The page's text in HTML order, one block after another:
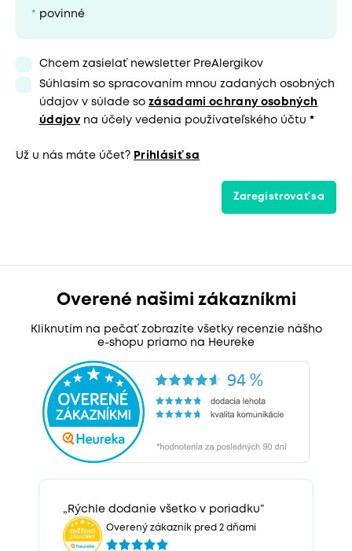
* povinné
Chcem zasielať newsletter PreAlergikov
Súhlasím so spracovaním mnou zadaných osobných
údajov v súlade so zásadami ochrany osobných
údajov na účely vedenia používateľského účtu*
Už u nás máte účet? Prihlásiť sa
Zaregistrovať sa
Overené našimi zákazníkmi
Kliknutím na pečať zobrazíte všetky recenzie nášho
e-shopu priamo na Heureke
„Rýchle dodanie všetko v poriadku“
Overený zákazník pred 2 dňami